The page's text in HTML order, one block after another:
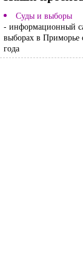
Суды и выборы
- информационный
выборах в Приморье
года